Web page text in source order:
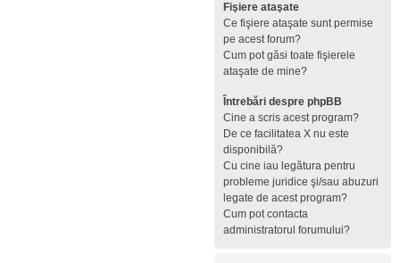
Fişiere ataşate
Ce fişiere ataşate sunt permise
pe acest forum?
Cum pot găsi toate fişierele
ataşate de mine?
Întrebări despre phpBB
Cine a scris acest program?
De ce facilitatea X nu este
disponibilă?
Cu cine iau legătura pentru
probleme juridice şi/sau abuzuri
legate de acest program?
Cum pot contacta
administratorul forumului?